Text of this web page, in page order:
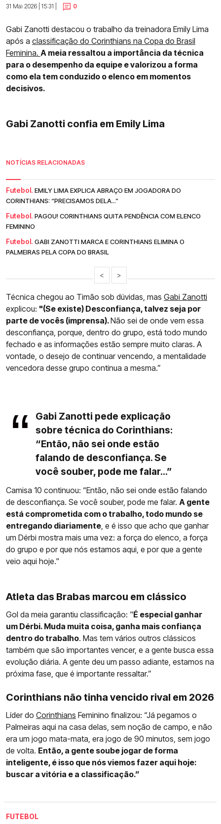
31 Mai 2026 | 15:31 |
0
Gabi Zanotti destacou o trabalho da treinadora Emily Lima
após a classificação do Corinthians na Copa do Brasil
Feminina. A meia ressaltou a importância da técnica
para o desempenho da equipe e valorizou a forma
como ela tem conduzido o elenco em momentos
decisivos.
Gabi Zanotti confia em Emily Lima
NOTÍCIAS RELACIONADAS
Futebol. EMILY LIMA EXPLICA ABRAÇO EM JOGADORA DO
CORINTHIANS: “PRECISAMOS DELA...”
Futebol. PAGOU! CORINTHIANS QUITA PENDÊNCIA COM ELENCO
FEMININO
Futebol. GABI ZANOTTI MARCA E CORINTHIANS ELIMINA O
PALMEIRAS PELA COPA DO BRASIL
< >
Técnica chegou ao Timão sob dúvidas, mas Gabi Zanotti
explicou: "(Se existe) Desconfiança, talvez seja por
parte de vocês (imprensa).Não sei de onde vem essa
desconfiança, porque, dentro do grupo, está todo mundo
fechado e as informações estão sempre muito claras. A
vontade, o desejo de continuar vencendo, a mentalidade
vencedora desse grupo continua a mesma.”
Gabi Zanotti pede explicação
sobre técnica do Corinthians:
“Então, não sei onde estão
falando de desconfiança. Se
você souber, pode me falar...”
Camisa 10 continuou: “Então, não sei onde estão falando
de desconfiança. Se você souber, pode me falar. A gente
está comprometida com o trabalho, todo mundo se
entregando diariamente , e é isso que acho que ganhar
um Dérbi mostra mais uma vez: a força do elenco, a força
do grupo e por que nós estamos aqui, e por que a gente
veio aqui hoje."
Atleta das Brabas marcou em clássico
Gol da meia garantiu classificação: "É especial ganhar
um Dérbi. Muda muita coisa, ganha mais confiança
dentro do trabalho. Mas tem vários outros clássicos
também que são importantes vencer, e a gente busca essa
evolução diária. A gente deu um passo adiante, estamos na
próxima fase, que é importante ressaltar.”
Corinthians não tinha vencido rival em 2026
Líder do Corinthians Feminino finalizou: “Já pegamos o
Palmeiras aqui na casa delas, sem noção de campo, e não
era um jogo mata-mata, era jogo de 90 minutos, sem jogo
de volta. Então, a gente soube jogar de forma
inteligente, é isso que nós viemos fazer aqui hoje:
buscar a vitória e a classificação.”
FUTEBOL